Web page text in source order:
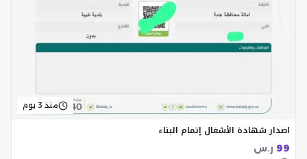
منذ 3 يوم
اصدار شهادة الأشغال إتمام البناء
99 ر.س